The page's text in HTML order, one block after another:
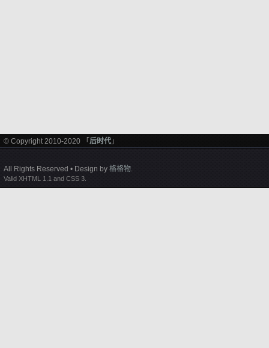
© Copyright 2010-2020 「 后时代 」
All Rights Reserved • Design by 格格物.
Valid XHTML 1.1 and CSS 3.